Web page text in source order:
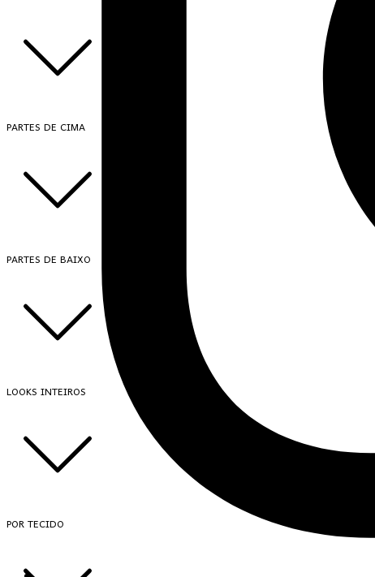
PARTES DE CIMA
PARTES DE BAIXO
LOOKS INTEIROS
POR TECIDO